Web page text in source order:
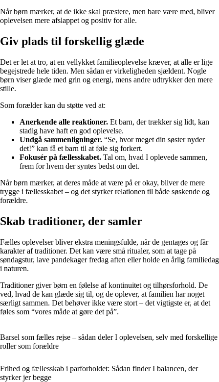
Når børn mærker, at de ikke skal præstere, men bare være med, bliver
oplevelsen mere afslappet og positiv for alle.
Giv plads til forskellig glæde
Det er let at tro, at en vellykket familieoplevelse kræver, at alle er lige
begejstrede hele tiden. Men sådan er virkeligheden sjældent. Nogle
børn viser glæde med grin og energi, mens andre udtrykker den mere
stille.
Som forælder kan du støtte ved at:
Anerkende alle reaktioner. Et barn, der trækker sig lidt, kan
stadig have haft en god oplevelse.
Undgå sammenligninger. “Se, hvor meget din søster nyder
det!” kan få et barn til at føle sig forkert.
Fokusér på fællesskabet. Tal om, hvad I oplevede sammen,
frem for hvem der syntes bedst om det.
Når børn mærker, at deres måde at være på er okay, bliver de mere
trygge i fællesskabet – og det styrker relationen til både søskende og
forældre.
Skab traditioner, der samler
Fælles oplevelser bliver ekstra meningsfulde, når de gentages og får
karakter af traditioner. Det kan være små ritualer, som at tage på
søndagstur, lave pandekager fredag aften eller holde en årlig familiedag
i naturen.
Traditioner giver børn en følelse af kontinuitet og tilhørsforhold. De
ved, hvad de kan glæde sig til, og de oplever, at familien har noget
særligt sammen. Det behøver ikke være stort – det vigtigste er, at det
føles som “vores måde at gøre det på”.
Barsel som fælles rejse – sådan deler I oplevelsen, selv med forskellige
roller som forældre
Frihed og fællesskab i parforholdet: Sådan finder I balancen, der
styrker jer begge